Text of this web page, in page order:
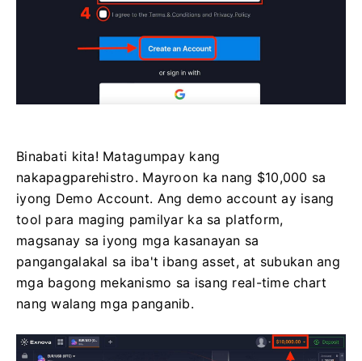
Binabati kita! Matagumpay kang
nakapagparehistro. Mayroon ka nang $10,000 sa
iyong Demo Account. Ang demo account ay isang
tool para maging pamilyar ka sa platform,
magsanay sa iyong mga kasanayan sa
pangangalakal sa iba't ibang asset, at subukan ang
mga bagong mekanismo sa isang real-time chart
nang walang mga panganib.